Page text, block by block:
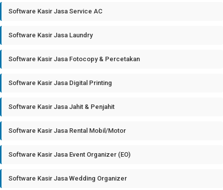
Software Kasir Jasa Service AC
Software Kasir Jasa Laundry
Software Kasir Jasa Fotocopy & Percetakan
Software Kasir Jasa Digital Printing
Software Kasir Jasa Jahit & Penjahit
Software Kasir Jasa Rental Mobil/Motor
Software Kasir Jasa Event Organizer (EO)
Software Kasir Jasa Wedding Organizer